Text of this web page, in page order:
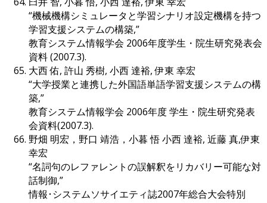
“機械機構シミュレータと学習シナリオ設定機構を持つ
学習支援システムの構築,”
教育システム情報学会 2006年度学生・院生研究発表会
資料 (2007.3).
大西 佑, 許山 秀樹, 小西 達裕, 伊東 幸宏
“大学授業と連携した外国語単語学習支援システムの構
築,”
教育システム情報学会 2006年度 学生・院生研究発表
会資料(2007.3).
野畑 明宏，野口 靖浩，小暮 悟 小西 達裕, 近藤 真,伊東
幸宏
“名詞句のレファレントの誤解釈をリカバリー可能な対
話制御,”
情報･システムソサイエティ誌2007年総合大会特別